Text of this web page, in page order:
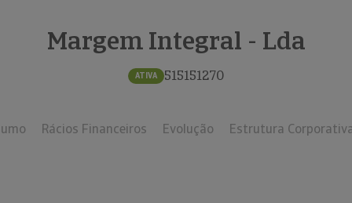
e Monitorização de
| Estudos e
Margem Integral - Lda
ATIVA 515151270
Rácios Financeiros Evolução Estrutura Corporativa